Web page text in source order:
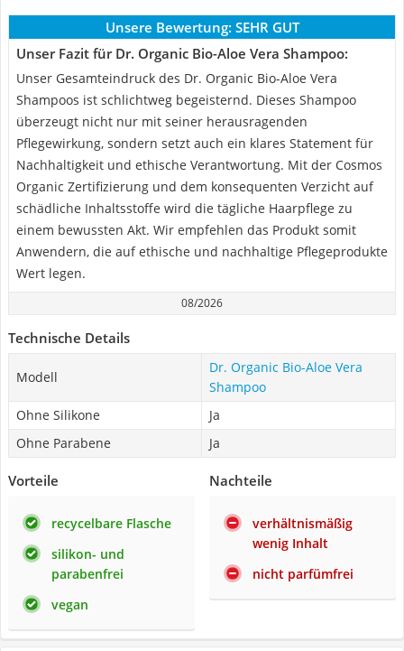
Unsere Bewertung: SEHR GUT
Unser Fazit für Dr. Organic Bio-Aloe Vera Shampoo:
Unser Gesamteindruck des Dr. Organic Bio-Aloe Vera
Shampoos ist schlichtweg begeisternd. Dieses Shampoo
überzeugt nicht nur mit seiner herausragenden
Pflegewirkung, sondern setzt auch ein klares Statement für
Nachhaltigkeit und ethische Verantwortung. Mit der Cosmos
Organic Zertifizierung und dem konsequenten Verzicht auf
schädliche Inhaltsstoffe wird die tägliche Haarpflege zu
einem bewussten Akt. Wir empfehlen das Produkt somit
Anwendern, die auf ethische und nachhaltige Pflegeprodukte
Wert legen.
08/2026
Technische Details
Modell
Dr. Organic Bio-Aloe Vera
Shampoo
Ohne Silikone
Ja
Ohne Parabene
Ja
Vorteile
recycelbare Flasche
silikon- und
parabenfrei
vegan
Nachteile
verhältnismäßig
wenig Inhalt
nicht parfümfrei